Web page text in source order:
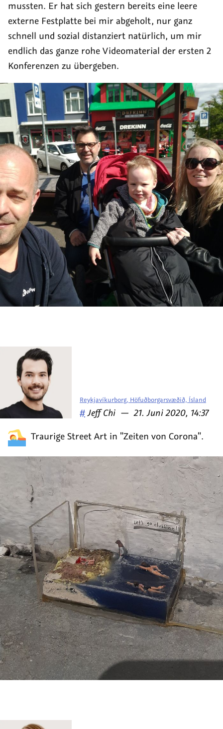
mussten. Er hat sich gestern bereits eine leere
externe Festplatte bei mir abgeholt, nur ganz
schnell und sozial distanziert natürlich, um mir
endlich das ganze rohe Videomaterial der ersten 2
Konferenzen zu übergeben.
Traurige Street Art in "Zeiten von Corona".
Reykjavíkurborg, Höfuðborgarsvæðið, Ísland
# Veröffentlicht
Jeff Chi — am
21. Juni 2020, 14:37